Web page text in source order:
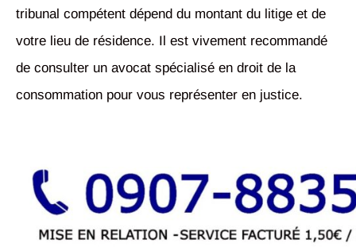
tribunal compétent dépend du montant du litige et de
votre lieu de résidence. Il est vivement recommandé
de consulter un avocat spécialisé en droit de la
consommation pour vous représenter en justice.